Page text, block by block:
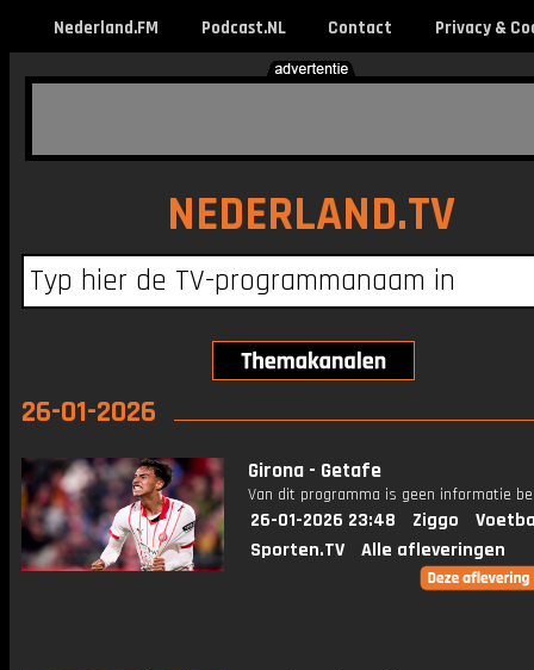
Nederland.FM Podcast.NL Contact Privacy &
NEDERLAND.TV
26-01-2026
Girona - Getafe
Van dit programma is geen informatie
26-01-2026 23:48 Ziggo
Sporten.TV
Alle afleveringen